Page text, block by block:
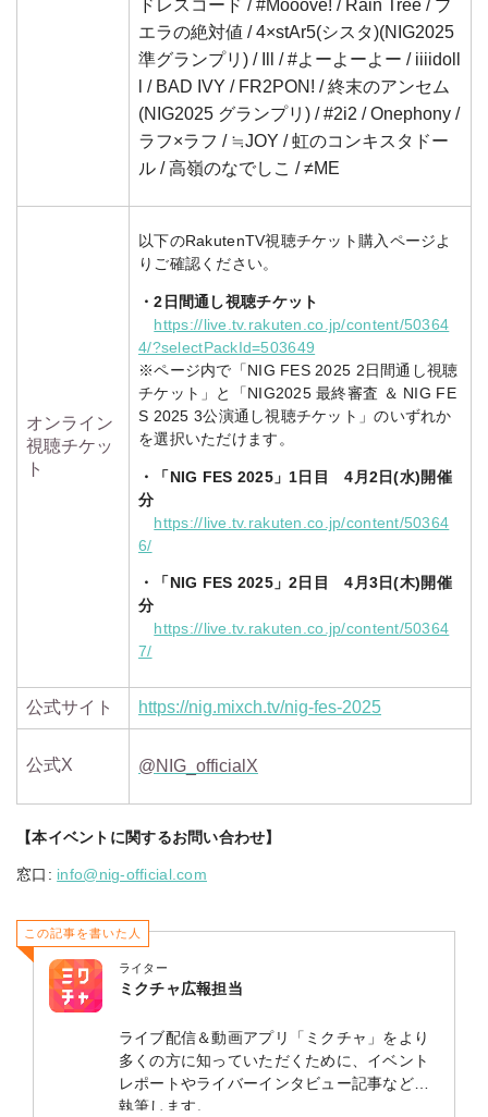
ドレスコード / #Mooove! / Rain Tree / プ
エラの絶対値 / 4×stAr5(シスタ)(NIG2025
準グランプリ) / Ill / #よーよーよー / iiiidoll
l / BAD IVY / FR2PON! / 終末のアンセム
(NIG2025 グランプリ) / #2i2 / Onephony /
ラフ×ラフ / ≒JOY / 虹のコンキスタドー
ル / 高嶺のなでしこ / ≠ME
オンライン
視聴チケッ
ト
以下のRakutenTV視聴チケット購入ページよ
りご確認ください。
・2日間通し視聴チケット
https://live.tv.rakuten.co.jp/content/50364
4/?selectPackId=503649
※ページ内で「NIG FES 2025 2日間通し視聴
チケット」と「NIG2025 最終審査 ＆ NIG FE
S 2025 3公演通し視聴チケット」のいずれか
を選択いただけます。
・「NIG FES 2025」1日目 4月2日(水)開催
分
https://live.tv.rakuten.co.jp/content/50364
6/
・「NIG FES 2025」2日目 4月3日(木)開催
分
https://live.tv.rakuten.co.jp/content/50364
7/
公式サイト https://nig.mixch.tv/nig-fes-2025
公式X @NIG_officialX
【本イベントに関するお問い合わせ】
窓口: info@nig-official.com
この記事を書いた人
ライター
ミクチャ広報担当
ライブ配信＆動画アプリ「ミクチャ」をより
多くの方に知っていただくために、イベント
レポートやライバーインタビュー記事などを
執筆します。